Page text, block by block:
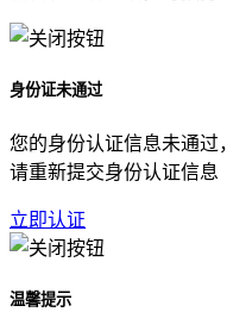
身份证未通过
您的身份认证信息未通过
请重新提交身份认证信息
立即认证
温馨提示